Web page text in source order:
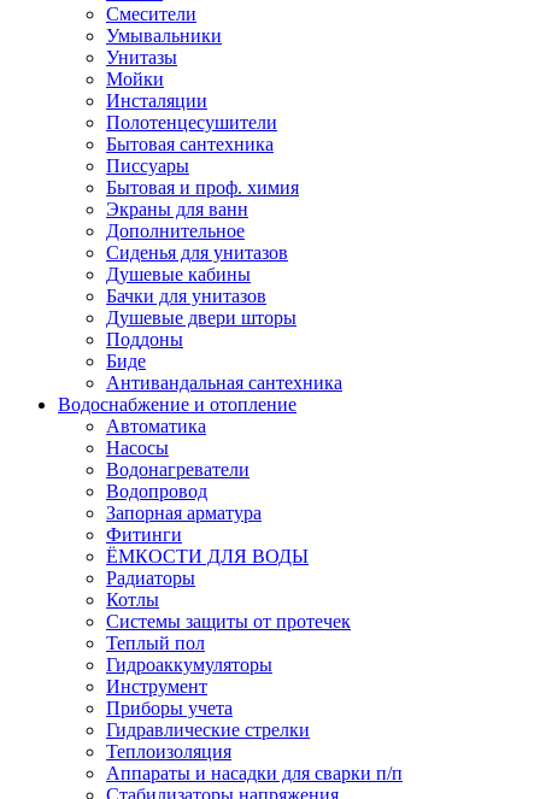
Смесители
Умывальники
Унитазы
Мойки
Инсталяции
Полотенцесушители
Бытовая сантехника
Писсуары
Бытовая и проф. химия
Экраны для ванн
Дополнительное
Сиденья для унитазов
Душевые кабины
Бачки для унитазов
Душевые двери шторы
Поддоны
Биде
Антивандальная сантехника
Водоснабжение и отопление
Автоматика
Насосы
Водонагреватели
Водопровод
Запорная арматура
Фитинги
ЁМКОСТИ ДЛЯ ВОДЫ
Радиаторы
Котлы
Системы защиты от протечек
Теплый пол
Гидроаккумуляторы
Инструмент
Приборы учета
Гидравлические стрелки
Теплоизоляция
Аппараты и насадки для сварки п/п
Стабилизаторы напряжения